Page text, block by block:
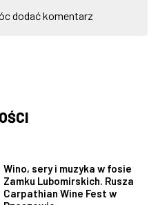
dodać komentarz
Wino, sery i muzyka w fosie
Zamku Lubomirskich. Rusza
Carpathian Wine Fest w